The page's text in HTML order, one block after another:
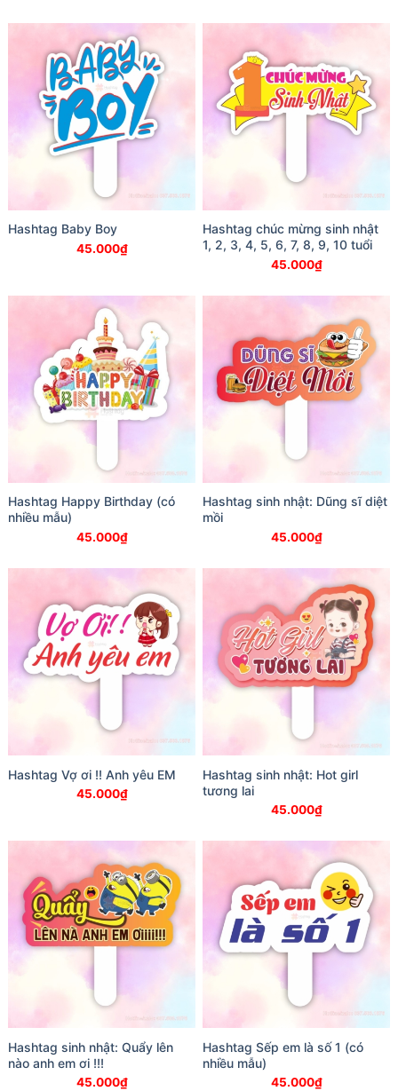
Hashtag Baby Boy
45.000₫
Hashtag chúc mừng sinh nhật
1, 2, 3, 4, 5, 6, 7, 8, 9, 10 tuổi
45.000₫
Hashtag Happy Birthday (có
nhiều mẫu)
45.000₫
Hashtag sinh nhật: Dũng sĩ diệt
mồi
45.000₫
Hashtag Vợ ơi !! Anh yêu EM
45.000₫
Hashtag sinh nhật: Hot girl
tương lai
45.000₫
Hashtag sinh nhật: Quẩy lên
nào anh em ơi !!!
45.000₫
Hashtag Sếp em là số 1 (có
nhiều mẫu)
45.000₫